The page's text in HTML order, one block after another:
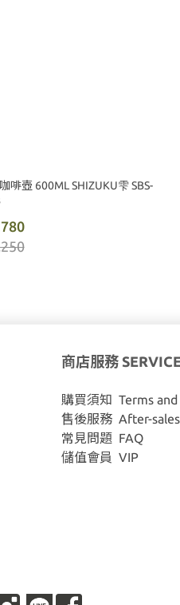
啡壺 600ML SHIZUKU雫 SBS-
商店服務
購買須知 Terms
售後服務 After-
常見問題 FAQ
儲值會員 VIP